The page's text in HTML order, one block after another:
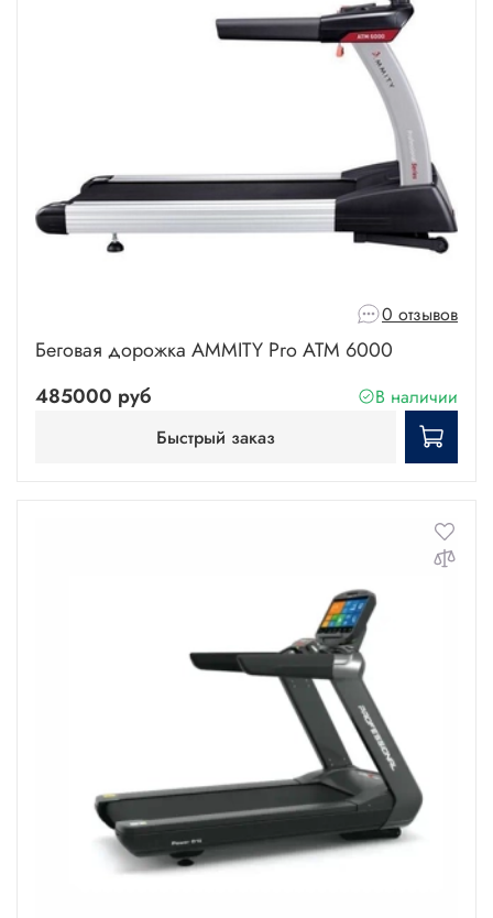
0 отзывов
Беговая дорожка AMMITY Pro ATM 6000
485000 руб
В наличии
Быстрый заказ